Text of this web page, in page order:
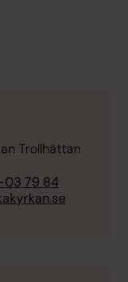
Trollhättan
79 84